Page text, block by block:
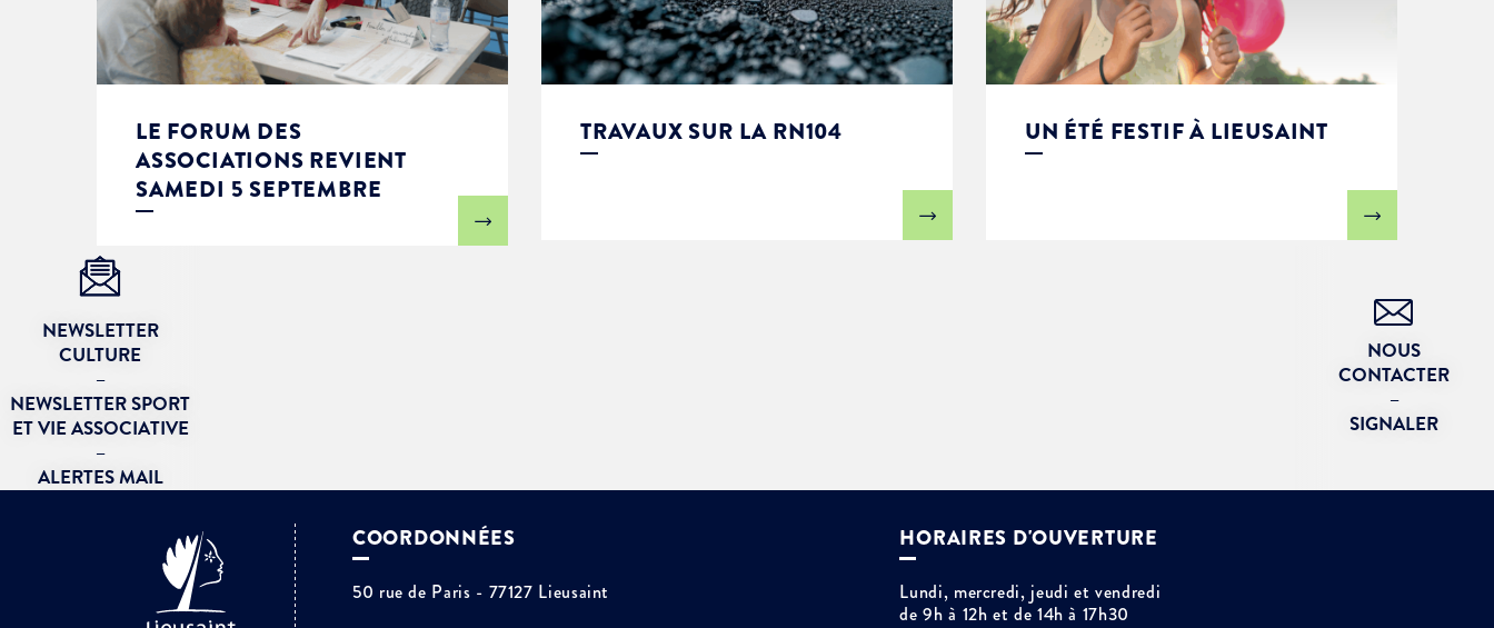
LE FORUM DES
ASSOCIATIONS REVIENT
SAMEDI 5 SEPTEMBRE
TRAVAUX SUR LA RN104 UN ÉTÉ FESTIF À LIEUSAINT
NEWSLETTER
CULTURE
–
NEWSLETTER SPORT
ET VIE ASSOCIATIVE
–
ALERTES MAIL
NOUS
CONTACTER
–
SIGNALER
COORDONNÉES
50 rue de Paris - 77127 Lieusaint
HORAIRES D'OUVERTURE
Lundi, mercredi, jeudi et vendredi
de 9h à 12h et de 14h à 17h30